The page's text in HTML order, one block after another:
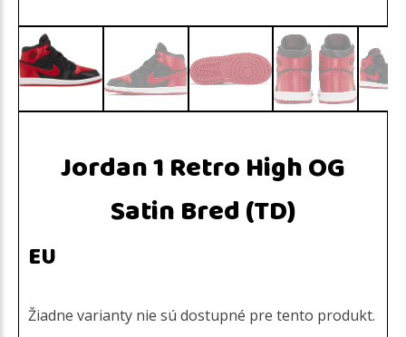
Jordan 1 Retro High OG
Satin Bred (TD)
EU
Žiadne varianty nie sú dostupné pre tento produkt.